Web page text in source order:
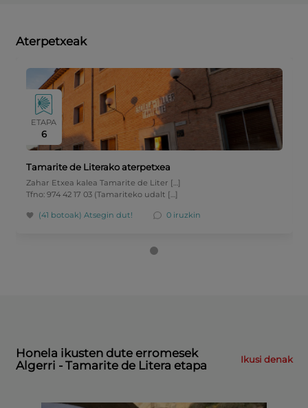
Aterpetxeak
ETAPA
6
Tamarite de Literako aterpetxea
Zahar Etxea kalea Tamarite de Liter […]
Tfno: 974 42 17 03 (Tamariteko udalt […]
(41 botoak)Atsegin dut! 0 iruzkin
Honela ikusten dute erromesek
Algerri - Tamarite de Litera etapa
Ikusi denak